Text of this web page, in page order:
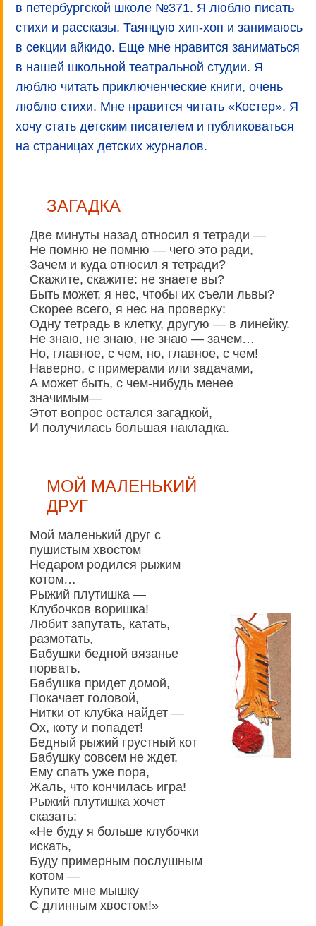
в петербургской школе №371. Я люблю писать
стихи и рассказы. Таянцую хип-хоп и занимаюсь
в секции айкидо. Еще мне нравится заниматься
в нашей школьной театральной студии. Я
люблю читать приключенческие книги, очень
люблю стихи. Мне нравится читать «Костер». Я
хочу стать детским писателем и публиковаться
на страницах детских журналов.
ЗАГАДКА
Две минуты назад относил я тетради —
Не помню не помню — чего это ради,
Зачем и куда относил я тетради?
Скажите, скажите: не знаете вы?
Быть может, я нес, чтобы их съели львы?
Скорее всего, я нес на проверку:
Одну тетрадь в клетку, другую — в линейку.
Не знаю, не знаю, не знаю — зачем…
Но, главное, с чем, но, главное, с чем!
Наверно, с примерами или задачами,
А может быть, с чем-нибудь менее
значимым—
Этот вопрос остался загадкой,
И получилась большая накладка.
МОЙ МАЛЕНЬКИЙ
ДРУГ
Мой маленький друг с
пушистым хвостом
Недаром родился рыжим
котом…
Рыжий плутишка —
Клубочков воришка!
Любит запутать, катать,
размотать,
Бабушки бедной вязанье
порвать.
Бабушка придет домой,
Покачает головой,
Нитки от клубка найдет —
Ох, коту и попадет!
Бедный рыжий грустный кот
Бабушку совсем не ждет.
Ему спать уже пора,
Жаль, что кончилась игра!
Рыжий плутишка хочет
сказать:
«Не буду я больше клубочки
искать,
Буду примерным послушным
котом —
Купите мне мышку
С длинным хвостом!»